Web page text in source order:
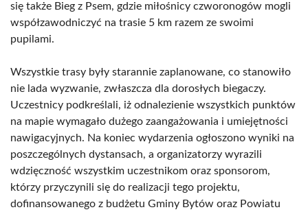
się także Bieg z Psem, gdzie miłośnicy czworonogów mogli
współzawodniczyć na trasie 5 km razem ze swoimi
pupilami.
Wszystkie trasy były starannie zaplanowane, co stanowiło
nie lada wyzwanie, zwłaszcza dla dorosłych biegaczy.
Uczestnicy podkreślali, iż odnalezienie wszystkich punktów
na mapie wymagało dużego zaangażowania i umiejętności
nawigacyjnych. Na koniec wydarzenia ogłoszono wyniki na
poszczególnych dystansach, a organizatorzy wyrazili
wdzięczność wszystkim uczestnikom oraz sponsorom,
którzy przyczynili się do realizacji tego projektu,
dofinansowanego z budżetu Gminy Bytów oraz Powiatu